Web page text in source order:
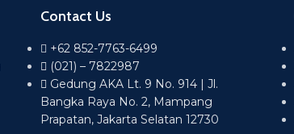
Contact Us
+62 852-7763-6499
(021) – 7822987
Gedung AKA Lt. 9 No. 914 | Jl.
Bangka Raya No. 2, Mampang
Prapatan, Jakarta Selatan 12730